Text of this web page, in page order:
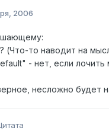
2006
(Что-то наводит на
- нет, если
несложно будет